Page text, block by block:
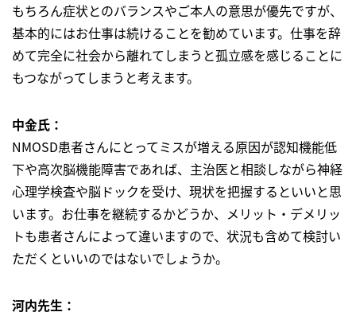
もちろん症状とのバランスやご本人の意思が優先ですが、
基本的にはお仕事は続けることを勧めています。仕事を辞
めて完全に社会から離れてしまうと孤立感を感じることに
もつながってしまうと考えます。
中金氏：
NMOSD患者さんにとってミスが増える原因が認知機能低
下や高次脳機能障害であれば、主治医と相談しながら神経
心理学検査や脳ドックを受け、現状を把握するといいと思
います。お仕事を継続するかどうか、メリット・デメリッ
トも患者さんによって違いますので、状況も含めて検討い
ただくといいのではないでしょうか。
河内先生：